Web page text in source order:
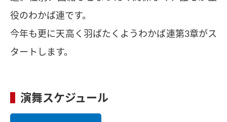
役のわかば連です。
今年も更に天高く羽ばたくようわかば連第3章がス
タートします。
演舞スケジュール